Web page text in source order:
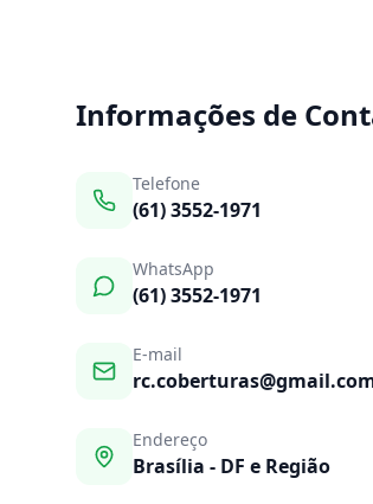
Informações de
Telefone
(61) 3552-1971
WhatsApp
(61) 3552-1971
E-mail
Endereço
Brasília - DF e Região